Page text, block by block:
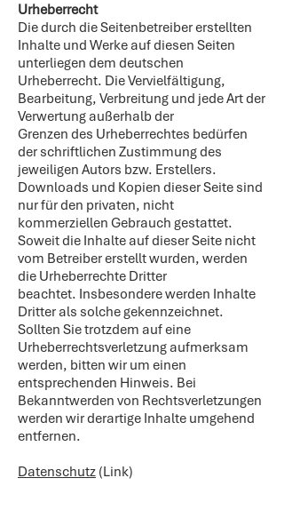
Urheberrecht
Die durch die Seitenbetreiber erstellten
Inhalte und Werke auf diesen Seiten
unterliegen dem deutschen
Urheberrecht. Die Vervielfältigung,
Bearbeitung, Verbreitung und jede Art der
Verwertung außerhalb der
Grenzen des Urheberrechtes bedürfen
der schriftlichen Zustimmung des
jeweiligen Autors bzw. Erstellers.
Downloads und Kopien dieser Seite sind
nur für den privaten, nicht
kommerziellen Gebrauch gestattet.
Soweit die Inhalte auf dieser Seite nicht
vom Betreiber erstellt wurden, werden
die Urheberrechte Dritter
beachtet. Insbesondere werden Inhalte
Dritter als solche gekennzeichnet.
Sollten Sie trotzdem auf eine
Urheberrechtsverletzung aufmerksam
werden, bitten wir um einen
entsprechenden Hinweis. Bei
Bekanntwerden von Rechtsverletzungen
werden wir derartige Inhalte umgehend
entfernen.
Datenschutz (Link)